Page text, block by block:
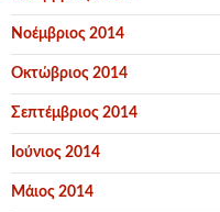
Νοέμβριος 2014
Οκτώβριος 2014
Σεπτέμβριος 2014
Ιούνιος 2014
Μάιος 2014